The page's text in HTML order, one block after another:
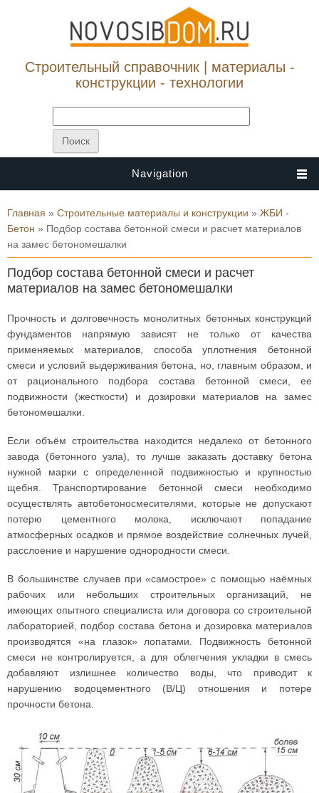
Строительный справочник | материалы -
конструкции - технологии
Navigation
Вы здесь
Главная » Строительные материалы и конструкции » ЖБИ -
Бетон » Подбор состава бетонной смеси и расчет материалов
на замес бетономешалки
Подбор состава бетонной смеси и расчет
материалов на замес бетономешалки
Прочность и долговечность монолитных бетонных конструкций
фундаментов напрямую зависят не только от качества
применяемых материалов, способа уплотнения бетонной
смеси и условий выдерживания бетона, но, главным образом, и
от рационального подбора состава бетонной смеси, ее
подвижности (жесткости) и дозировки материалов на замес
бетономешалки.
Если объём строительства находится недалеко от бетонного
завода (бетонного узла), то лучше заказать доставку бетона
нужной марки с определенной подвижностью и крупностью
щебня. Транспортирование бетонной смеси необходимо
осуществлять автобетоносмесителями, которые не допускают
потерю цементного молока, исключают попадание
атмосферных осадков и прямое воздействие солнечных лучей,
расслоение и нарушение однородности смеси.
В большинстве случаев при «самострое» с помощью наёмных
рабочих или небольших строительных организаций, не
имеющих опытного специалиста или договора со строительной
лабораторией, подбор состава бетона и дозировка материалов
производятся «на глазок» лопатами. Подвижность бетонной
смеси не контролируется, а для облегчения укладки в смесь
добавляют излишнее количество воды, что приводит к
нарушению водоцементного (В/Ц) отношения и потере
прочности бетона.